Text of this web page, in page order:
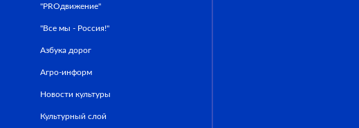
"PROдвижение"
"Все мы - Россия!"
Азбука дорог
Агро-информ
Новости культуры
Культурный слой